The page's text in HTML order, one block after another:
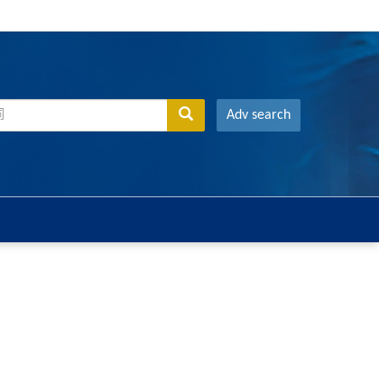
Adv search